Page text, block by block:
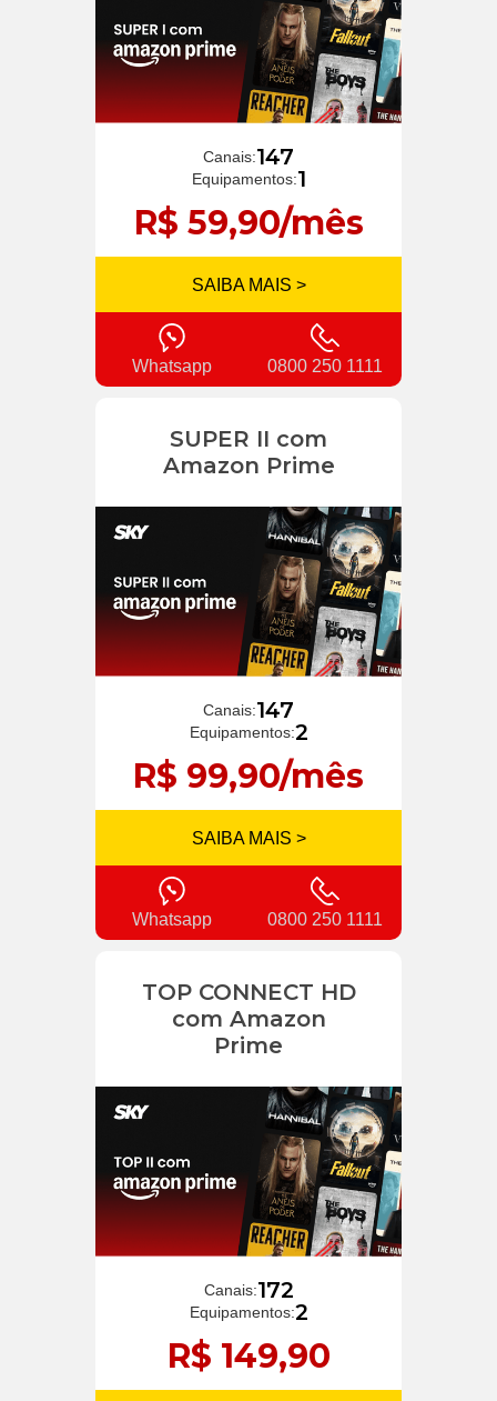
Canais:147
Equipamentos:1
R$ 59,90/mês
SAIBA MAIS >
Whatsapp 0800 250 1111
SUPER II com
Amazon Prime
Canais:147
Equipamentos:2
R$ 99,90/mês
SAIBA MAIS >
Whatsapp 0800 250 1111
TOP CONNECT HD
com Amazon
Prime
Canais:172
Equipamentos:2
R$ 149,90